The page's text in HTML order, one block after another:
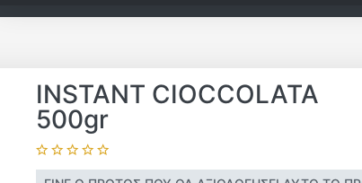
INSTANT CIOCCOLATA
500gr